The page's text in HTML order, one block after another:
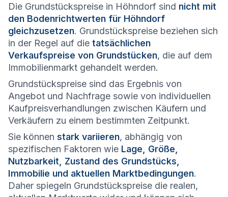
Die Grundstückspreise in Höhndorf sind nicht mit
den Bodenrichtwerten für Höhndorf
gleichzusetzen. Grundstückspreise beziehen sich
in der Regel auf die tatsächlichen
Verkaufspreise von Grundstücken, die auf dem
Immobilienmarkt gehandelt werden.
Grundstückspreise sind das Ergebnis von
Angebot und Nachfrage sowie von individuellen
Kaufpreisverhandlungen zwischen Käufern und
Verkäufern zu einem bestimmten Zeitpunkt.
Sie können stark variieren, abhängig von
spezifischen Faktoren wie Lage, Größe,
Nutzbarkeit, Zustand des Grundstücks,
Immobilie und aktuellen Marktbedingungen.
Daher spiegeln Grundstückspreise die realen,